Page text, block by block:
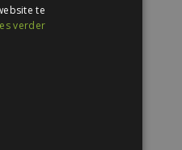
te
verder